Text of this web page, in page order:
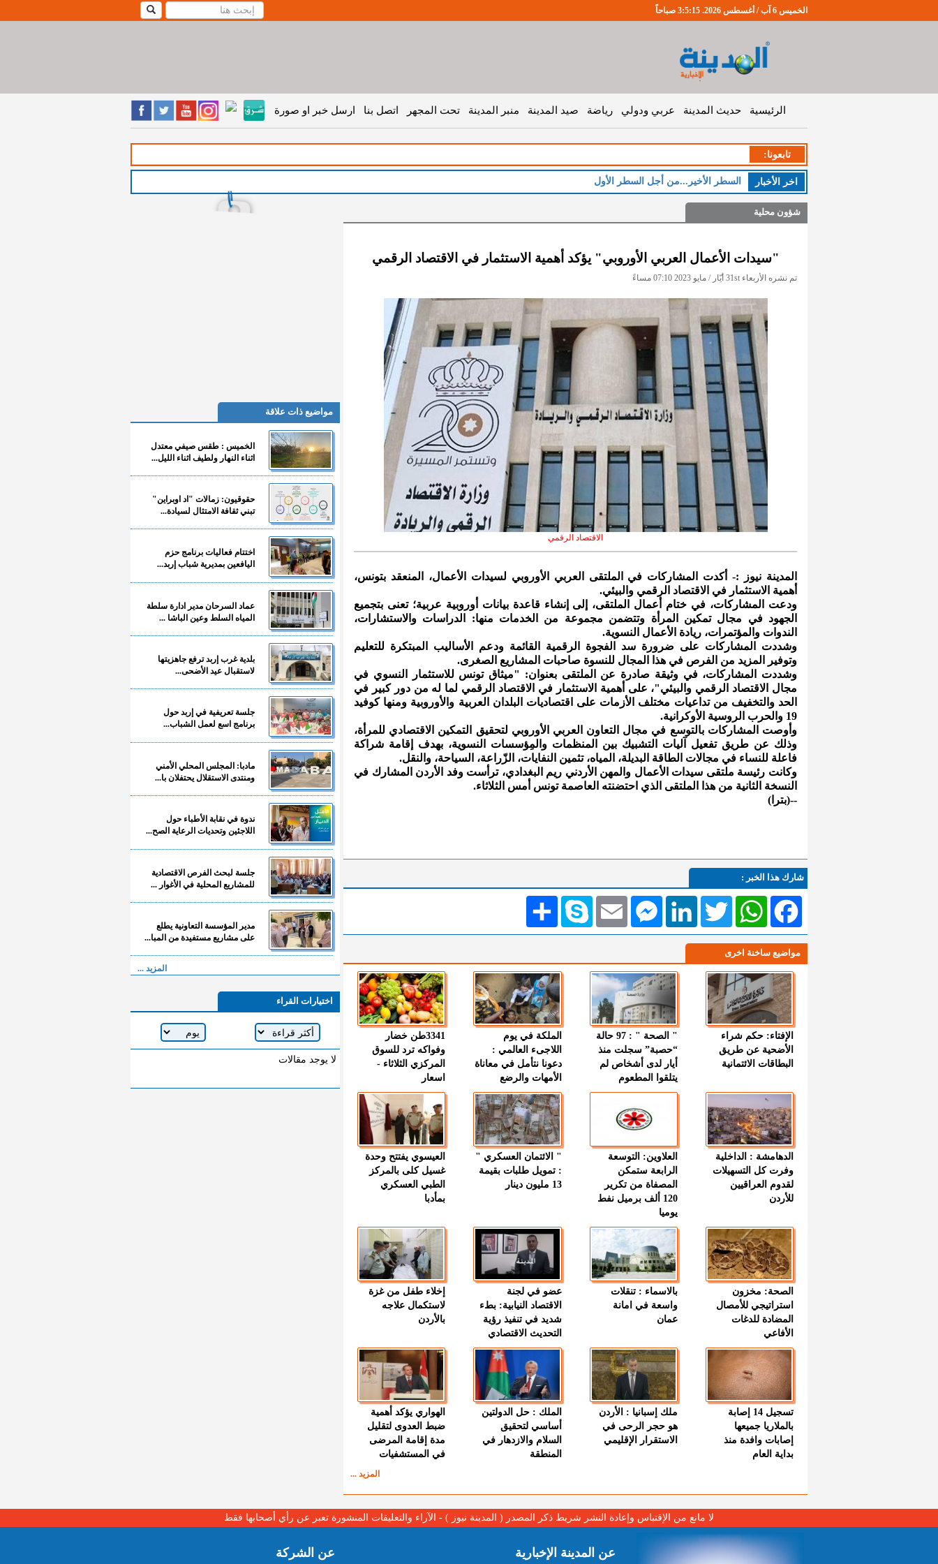
الخميس 6 آب / أغسطس 2026. 3:5:15 صباحاً
الرئيسية حديث المدينة عربي ودولي رياضة صيد المدينة منبر المدينة تحت المجهر اتصل بنا ارسل خبر او صورة
تابعونا:
اخر اﻷخبار السطر الأخير...من أجل السطر الأول
شؤون محلية
"سيدات الأعمال العربي الأوروبي" يؤكد أهمية الاستثمار في الاقتصاد الرقمي
تم نشره الأربعاء 31st أيّار / مايو 2023 07:10 مساءً
الاقتصاد الرقمي
المدينة نيوز :- أكدت المشاركات في الملتقى العربي الأوروبي لسيدات الأعمال، المنعقد بتونس،
أهمية الاستثمار في الاقتصاد الرقمي والبيئي.
ودعت المشاركات، في ختام أعمال الملتقى، إلى إنشاء قاعدة بيانات أوروبية عربية؛ تعنى بتجميع
الجهود في مجال تمكين المرأة وتتضمن مجموعة من الخدمات منها: ‏الدراسات والاستشارات،
الندوات والمؤتمرات، ريادة الأعمال النسوية.
وشددت المشاركات على ضرورة سد الفجوة الرقمية القائمة ودعم الأساليب المبتكرة للتعليم
وتوفير المزيد من الفرص في هذا المجال للنسوة صاحبات المشاريع الصغرى.
وشددت المشاركات، في وثيقة صادرة عن الملتقى بعنوان: "ميثاق تونس للاستثمار النسوي في
مجال الاقتصاد الرقمي والبيئي"، على أهمية الاستثمار في الاقتصاد الرقمي لما له من دور كبير في
الحد والتخفيف من تداعيات مختلف الأزمات على اقتصاديات البلدان العربية والأوروبية ومنها كوفيد
19 والحرب الروسية الأوكرانية.
وأوصت المشاركات بالتوسع في مجال التعاون العربي الأوروبي لتحقيق التمكين الاقتصادي للمرأة،
وذلك عن طريق تفعيل آليات التشبيك بين المنظمات والمِؤسسات النسوية، بهدف إقامة شراكة
فاعلة للنساء في مجالات الطاقة البديلة، المياه، تثمين النفايات، الزّراعة، السياحة، والنقل.
وكانت رئيسة ملتقى سيدات الأعمال والمهن الأردني ريم البغدادي، ترأست وفد الأردن المشارك في
النسخة الثانية من هذا الملتقى الذي احتضنته العاصمة تونس أمس الثلاثاء.
--(بترا)
شارك هذا الخبر :
انشر Skype EmailMessengerLinkedIn TwitterWhatsAppFacebook
مواضيع ساخنة اخرى
الإفتاء: حكم شراء
الأضحية عن طريق
البطاقات الائتمانية
" الصحة " : 97 حالة
“حصبة” سجلت منذ
أيار لدى أشخاص لم
يتلقوا المطعوم
الملكة في يوم
اللاجىء العالمي :
دعونا نتأمل في معاناة
الأمهات والرضع
3341طن خضار
وفواكه ترد للسوق
المركزي الثلاثاء -
اسعار
الدهامشة : الداخلية
وفرت كل التسهيلات
لقدوم العراقيين
للأردن
العلاوين: التوسعة
الرابعة ستمكن
المصفاة من تكرير
120 ألف برميل نفط
يوميا
" الائتمان العسكري "
: تمويل طلبات بقيمة
13 مليون دينار
العيسوي يفتتح وحدة
غسيل كلى بالمركز
الطبي العسكري
بمأدبا
الصحة: مخزون
استراتيجي للأمصال
المضادة للدغات
الأفاعي
بالاسماء : تنقلات
واسعة في امانة
عمان
عضو في لجنة
الاقتصاد النيابية: بطء
شديد في تنفيذ رؤية
التحديث الاقتصادي
إخلاء طفل من غزة
لاستكمال علاجه
بالأردن
تسجيل 14 إصابة
بالملاريا جميعها
إصابات وافدة منذ
بداية العام
ملك إسبانيا : الأردن
هو حجر الرحى في
الاستقرار الإقليمي
الملك : حل الدولتين
أساسي لتحقيق
السلام والازدهار في
المنطقة
الهواري يؤكد أهمية
ضبط العدوى لتقليل
مدة إقامة المرضى
في المستشفيات
المزيد ...
مواضيع ذات علاقة
الخميس : طقس صيفي معتدل
اثناء النهار ولطيف اثناء الليل...
حقوقيون: زمالات "اد اوبراين"
تبني ثقافة الامتثال لسيادة...
اختتام فعاليات برنامج حزم
اليافعين بمديرية شباب إربد...
عماد السرحان مدير ادارة سلطة
المياه السلط وعين الباشا ...
بلدية غرب إربد ترفع جاهزيتها
لاستقبال عيد الأضحى...
جلسة تعريفية في إربد حول
برنامج اسع لعمل الشباب...
مادبا: المجلس المحلي الأمني
ومنتدى الاستقلال يحتفلان با...
ندوة في نقابة الأطباء حول
اللاجئين وتحديات الرعاية الصح...
جلسة لبحث الفرص الاقتصادية
للمشاريع المحلية في الأغوار ...
مدير المؤسسة التعاونية يطلع
على مشاريع مستفيدة من المبا...
المزيد ...
اختيارات القراء
لا يوجد مقالات
لا مانع من الإقتباس وإعادة النشر شريط ذكر المصدر ( المدينة نيوز ) - الآراء والتعليقات المنشورة تعبر عن رأي أصحابها فقط
عن المدينة الإخبارية عن الشركة